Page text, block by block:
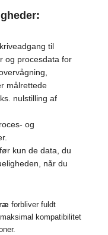
til
og procesdata for
målrettede
nulstilling af
og
kun de data, du
når du
forbliver fuldt
kompatibilitet